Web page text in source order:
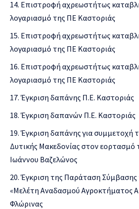
Επιστροφή αχρεωστήτως
λογαριασμό της ΠΕ Καστοριάς
Επιστροφή αχρεωστήτως
λογαριασμό της ΠΕ Καστοριάς
Επιστροφή αχρεωστήτως
λογαριασμό της ΠΕ Καστοριάς
Έγκριση δαπάνης Π.Ε. Καστοριάς
Έγκριση δαπανών Π.Ε. Καστοριάς
Έγκριση δαπάνης για συμμετοχή
Δυτικής Μακεδονίας στον εορτασμό
Ιωάννου Βαζελώνος
Έγκριση της Παράταση Σύμβασης
«Μελέτη Αναδασμού Αγροκτήματος
Φλώρινας